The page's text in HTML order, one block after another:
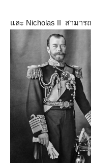
และ Nicholas II สามาร